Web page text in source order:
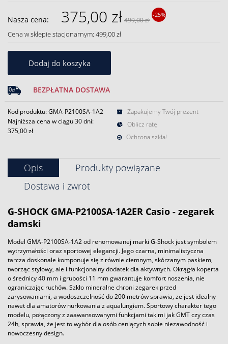
Nasza cena: 375,00 zł 499,00 zł
-25%
Cena w sklepie stacjonarnym: 499,00 zł
Dodaj do koszyka
BEZPŁATNA DOSTAWA
Kod produktu: GMA-P2100SA-1A2
Najniższa cena w ciągu 30 dni:
375,00 zł
Zapakujemy Twój prezent
Oblicz ratę
Ochrona szkła!
Opis
Produkty powiązane
Dostawa i zwrot
G-SHOCK GMA-P2100SA-1A2ER Casio - zegarek
damski
Model GMA-P2100SA-1A2 od renomowanej marki G-Shock jest symbolem
wytrzymałości oraz sportowej elegancji. Jego czarna, minimalistyczna
tarcza doskonale komponuje się z równie ciemnym, skórzanym paskiem,
tworząc stylowy, ale i funkcjonalny dodatek dla aktywnych. Okrągła koperta
o średnicy 40 mm i grubości 11 mm gwarantuje komfort noszenia, nie
ograniczając ruchów. Szkło mineralne chroni zegarek przed
zarysowaniami, a wodoszczelność do 200 metrów sprawia, że jest idealny
nawet dla amatorów nurkowania z aqualungiem. Sportowy charakter tego
modelu, połączony z zaawansowanymi funkcjami takimi jak GMT czy czas
24h, sprawia, że jest to wybór dla osób ceniących sobie niezawodność i
nowoczesny design.